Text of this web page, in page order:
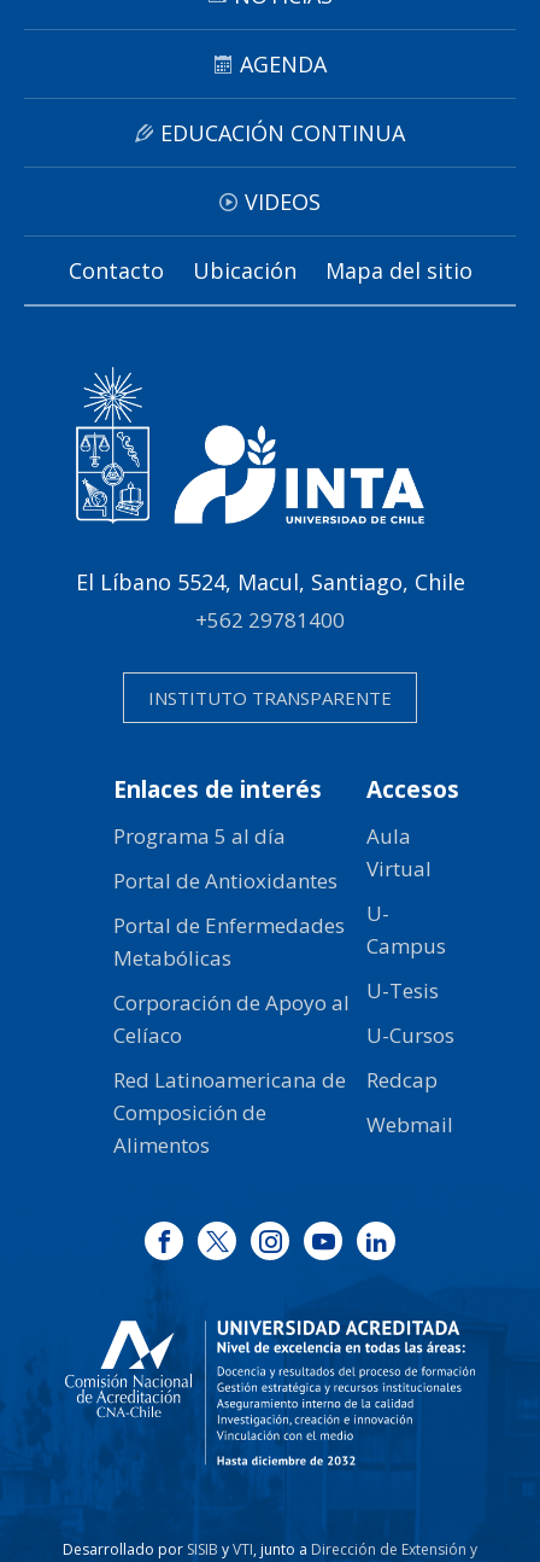
AGENDA
EDUCACIÓN CONTINUA
VIDEOS
Contacto Ubicación Mapa del sitio
El Líbano 5524, Macul, Santiago, Chile
+562 29781400
INSTITUTO TRANSPARENTE
Enlaces de interés
Programa 5 al día
Portal de Antioxidantes
Portal de Enfermedades
Metabólicas
Corporación de Apoyo al
Celíaco
Red Latinoamericana de
Composición de
Alimentos
Accesos
Aula
Virtual
U-
Campus
U-Tesis
U-Cursos
Redcap
Webmail
Desarrollado por SISIB yVTI, junto a Dirección de Extensión y